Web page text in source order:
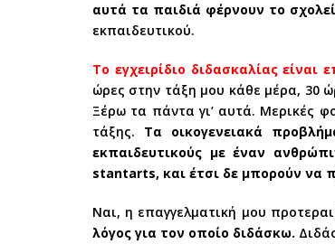
αυτά τα παιδιά φέρνουν το
εκπαιδευτικού.
Το εγχειρίδιο διδασκαλίας
ώρες στην τάξη μου κάθε μέρα, 30
Ξέρω τα πάντα γι’ αυτά. Μερικές
τάξης. Τα οικογενειακά
εκπαιδευτικούς με έναν
stantarts, και έτσι δε μπορούν να
Ναι, η επαγγελματική μου
λόγος για τον οποίο διδάσκω.